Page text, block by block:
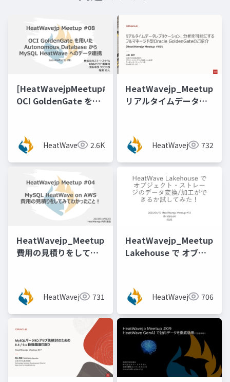
[HeatWavejpMeetup#08]
OCI GoldenGate を用
HeatWave へのデータ
連携 [稲葉 祐人 氏（ス
マートスタイル）]
HeatWavejp 2.6K
リアルタイムデータレ
ージド型Oracle
GoldenGateのご紹介
HeatWavejp 732
費用の見積りをしてみ
HeatWavejp 731
Lakehouse で オブジ
か試してみた！
[@vidaisuki 氏]
HeatWavejp 706